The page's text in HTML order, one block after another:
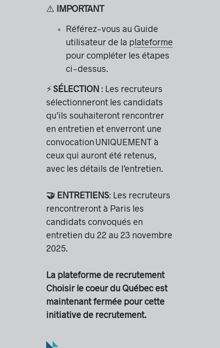
⚠️ IMPORTANT
Référez-vous auGuide
utilisateur de la plateforme
pour compléter les étapes
ci-dessus.
⚡️SÉLECTION : Les recruteurs
sélectionneront les candidats
qu’ils souhaiteront rencontrer
en entretien et enverront une
convocation UNIQUEMENT à
ceux qui auront été retenus,
avec les détails de l’entretien.
🤝 ENTRETIENS: Les recruteurs
rencontreront à Paris les
candidats convoqués en
entretien du 22 au 23 novembre
2025.
La plateforme de recrutement
Choisir le coeur du Québec est
maintenant fermée pour cette
initiative de recrutement.